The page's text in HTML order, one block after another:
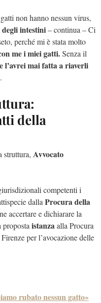
non hanno nessun virus,
intestini– continua – Ci
perché mi è stata molto
me i miei gatti.Senza il
l’avrei mai fatta a riaverli
della
struttura, Avvocato
competenti i
dalla Procura della
accertare e dichiarare la
istanzaalla Procura
per l’avocazione delle
rubato nessun gatto»